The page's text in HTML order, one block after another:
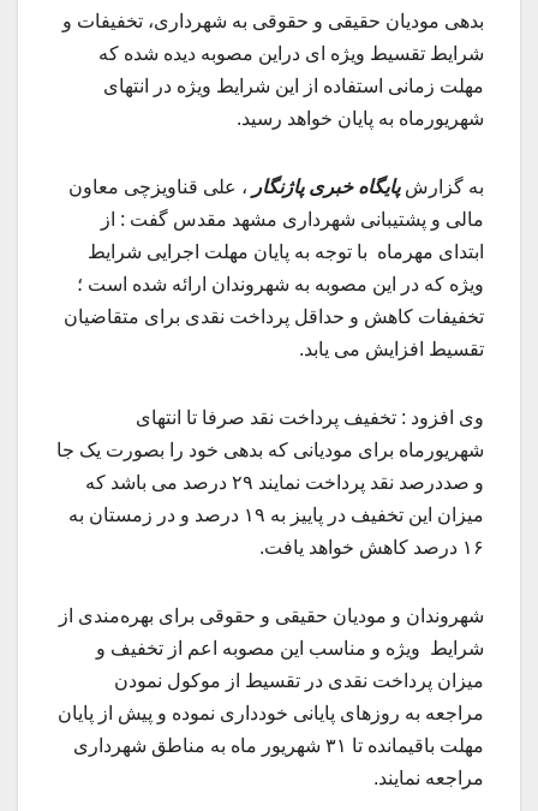
بدهی مودیان حقیقی و حقوقی به شهرداری، تخفیفات و
شرایط تقسیط ویژه ای دراین مصوبه دیده شده که
مهلت زمانی استفاده از این شرایط ویژه در انتهای
شهریورماه به پایان خواهد رسید.
به گزارشپایگاه خبری پاژنگار ، علی قناویزچی معاون
مالی و پشتیبانی شهرداری مشهد مقدس گفت : از
ابتدای مهرماه با توجه به پایان مهلت اجرایی شرایط
ویژه که در این مصوبه به شهروندان ارائه شده است ؛
تخفیفات کاهش و حداقل پرداخت نقدی برای متقاضیان
تقسیط افزایش می یابد.
وی افزود : تخفیف پرداخت نقد صرفا تا انتهای
شهریورماه برای مودیانی که بدهی خود را بصورت یک جا
و صددرصد نقد پرداخت نمایند ۲۹ درصد می باشد که
میزان این تخفیف در پاییز به ۱۹ درصد و در زمستان به
۱۶ درصد کاهش خواهد یافت.
شهروندان و مودیان حقیقی و حقوقی برای بهره‌مندی از
شرایط ویژه و مناسب این مصوبه اعم از تخفیف و
میزان پرداخت نقدی در تقسیط از موکول نمودن
مراجعه به روزهای پایانی خودداری نموده و پیش از پایان
مهلت باقیمانده تا ۳۱ شهریور ماه به مناطق شهرداری
مراجعه نمایند.